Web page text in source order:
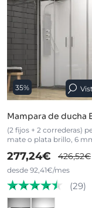
35%
Mampara de ducha
(2 fijos + 2 correderas)
mate o plata brillo, 6
277,24€ 426,52€
desde 92,41€/mes
(29)